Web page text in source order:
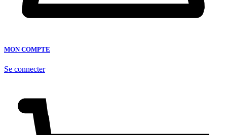
MON COMPTE
Se connecter